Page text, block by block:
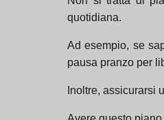
quotidiana.
Ad esempio, se
pausa pranzo per
Inoltre, assicurarsi